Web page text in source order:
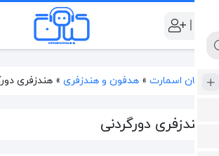
اسمارت»هدفون و هندزفری»هندزفری دورگردنی
دورگردنی